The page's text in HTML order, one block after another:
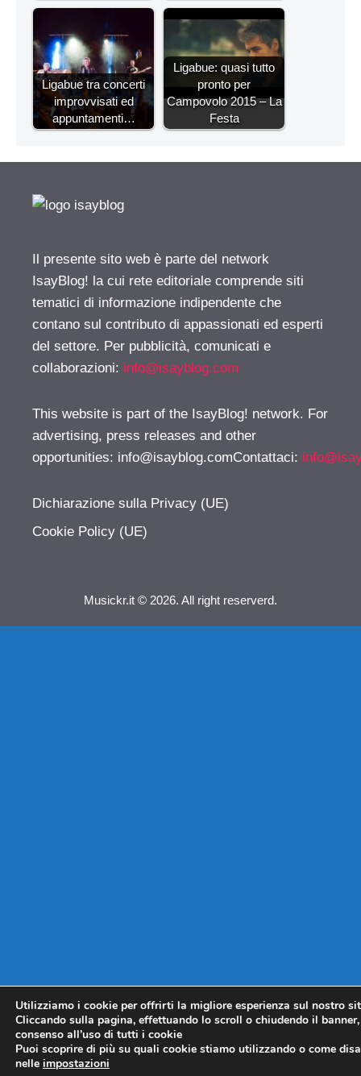
Ligabue tra concerti
improvvisati ed
appuntamenti…
Ligabue: quasi tutto
pronto per
Campovolo 2015 – La
Festa
Il presente sito web è parte del network
IsayBlog! la cui rete editoriale comprende siti
tematici di informazione indipendente che
contano sul contributo di appassionati ed esperti
del settore. Per pubblicità, comunicati e
collaborazioni: info@isayblog.com
This website is part of the IsayBlog! network. For
advertising, press releases and other
opportunities: info@isayblog.comContattaci:
Dichiarazione sulla Privacy (UE)
Cookie Policy (UE)
Musickr.it © 2026. All right reserverd.
Utilizziamo i cookie per offrirti la migliore esperienza sul nostro
Cliccando sulla pagina, effettuando lo scroll o chiudendo il
consenso all’uso di tutti i cookie
Puoi scoprire di più su quali cookie stiamo utilizzando o come
nelle impostazioni